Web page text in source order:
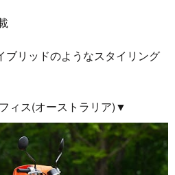
ブリッドのようなスタイリング
ィス(オーストラリア)▼